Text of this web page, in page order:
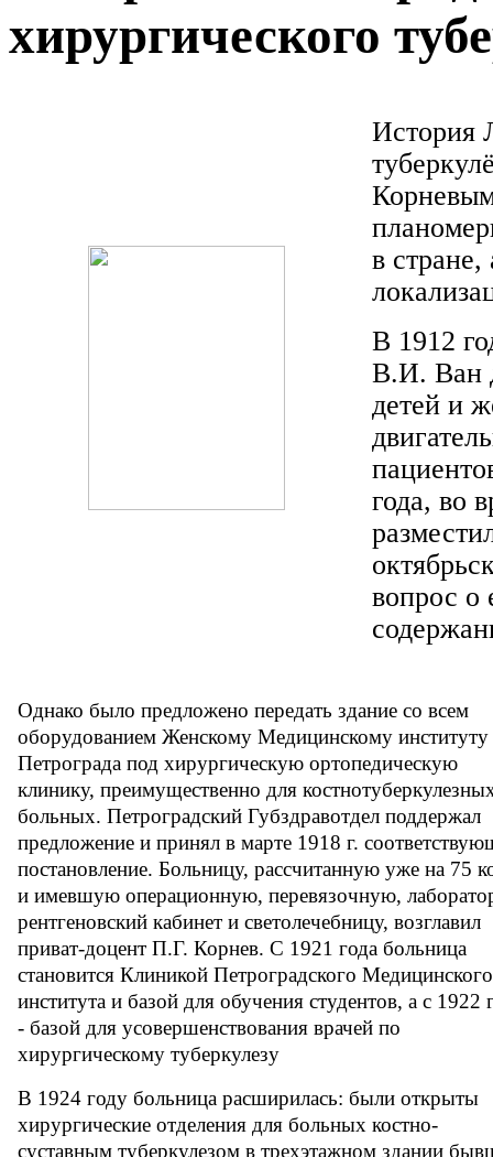
хирургического
История
в
В 1912
В.И. Ван
детей и
года, во
вопрос о
Однако было предложено передать здание со всем
оборудованием Женскому Медицинскому институту
Петрограда под хирургическую ортопедическую
клинику, преимущественно для
больных. Петроградский Губздравотдел поддержал
предложение и принял в марте 1918 г.
постановление. Больницу, рассчитанную уже на 75
и имевшую операционную, перевязочную,
рентгеновский кабинет и светолечебницу, возглавил
приват-доцент П.Г. Корнев. С 1921 года больница
становится Клиникой Петроградского Медицинского
института и базой для обучения студентов, а с 1922
- базой для усовершенствования врачей по
хирургическому туберкулезу
В 1924 году больница расширилась: были открыты
хирургические отделения для больных костно-
суставным туберкулезом в трехэтажном здании